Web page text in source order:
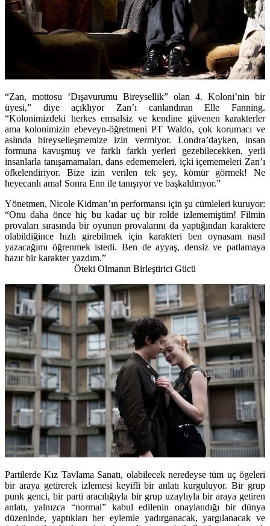
“Zan, mottosu ‘Dışavurumu Bireysellik” olan 4. Koloni’nin bir
üyesi,” diye açıklıyor Zan’ı canlandıran Elle Fanning.
“Kolonimizdeki herkes emsalsiz ve kendine güvenen karakterler
ama kolonimizin ebeveyn-öğretmeni PT Waldo, çok korumacı ve
aslında bireyselleşmemize izin vermiyor. Londra’dayken, insan
formuna kavuşmuş ve farklı farklı yerleri gezebilecekken, yerli
insanlarla tanışamamaları, dans edememeleri, içki içememeleri Zan’ı
öfkelendiriyor. Bize izin verilen tek şey, kömür görmek! Ne
heyecanlı ama! Sonra Enn ile tanışıyor ve başkaldırıyor.”
Yönetmen, Nicole Kidman’ın performansı için şu cümleleri kuruyor:
“Onu daha önce hiç bu kadar uç bir rolde izlememiştim! Filmin
provaları sırasında bir oyunun provalarını da yaptığından karaktere
olabildiğince hızlı girebilmek için karakteri ben oynasam nasıl
yazacağımı öğrenmek istedi. Ben de ayyaş, densiz ve patlamaya
hazır bir karakter yazdım.”
Öteki Olmanın Birleştirici Gücü
Partilerde Kız Tavlama Sanatı, olabilecek neredeyse tüm uç ögeleri
bir araya getirerek izlemesi keyifli bir anlatı kurguluyor. Bir grup
punk genci, bir parti aracılığıyla bir grup uzaylıyla bir araya getiren
anlatı, yalnızca “normal” kabul edilenin onaylandığı bir dünya
düzeninde, yaptıkları her eylemle yadırganacak, yargılanacak ve